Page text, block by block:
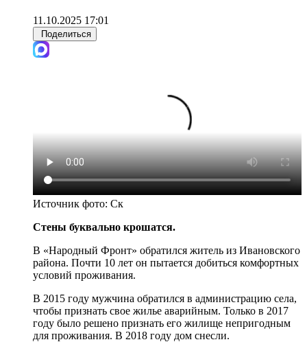
11.10.2025 17:01
Поделиться
Источник фото: Ск
Стены буквально крошатся.
В «Народный Фронт» обратился житель из Ивановского
района. Почти 10 лет он пытается добиться комфортных
условий проживания.
В 2015 году мужчина обратился в администрацию села,
чтобы признать свое жилье аварийным. Только в 2017
году было решено признать его жилище непригодным
для проживания. В 2018 году дом снесли.